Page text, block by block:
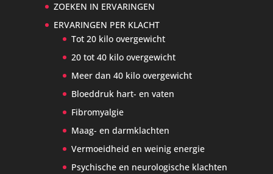
ZOEKEN IN ERVARINGEN
ERVARINGEN PER KLACHT
Tot 20 kilo overgewicht
20 tot 40 kilo overgewicht
Meer dan 40 kilo overgewicht
Bloeddruk hart- en vaten
Fibromyalgie
Maag- en darmklachten
Vermoeidheid en weinig energie
Psychische en neurologische klachten